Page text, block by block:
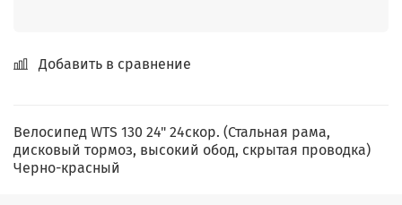
Добавить в сравнение
Велосипед WTS 130 24" 24скор. (Стальная рама,
дисковый тормоз, высокий обод, скрытая проводка)
Черно-красный